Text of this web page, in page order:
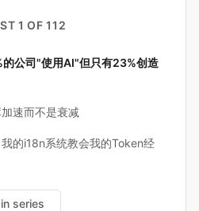
1 OF 112
公司"使用AI"但只有23%创造
速而不是衰减
的i18n系统教会我的Token经
series